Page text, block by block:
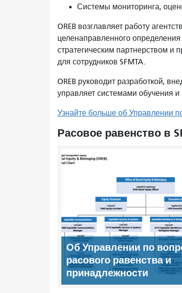
Системы мониторинга,
OREB возглавляет работу
целенаправленного
стратегическим партнерством
для сотрудников SFMTA.
OREB руководит разработкой,
управляет системами обучения и
Узнайте больше об Управлении
Расовое равенство в
Об Управлении по
расового равенства и
принадлежности